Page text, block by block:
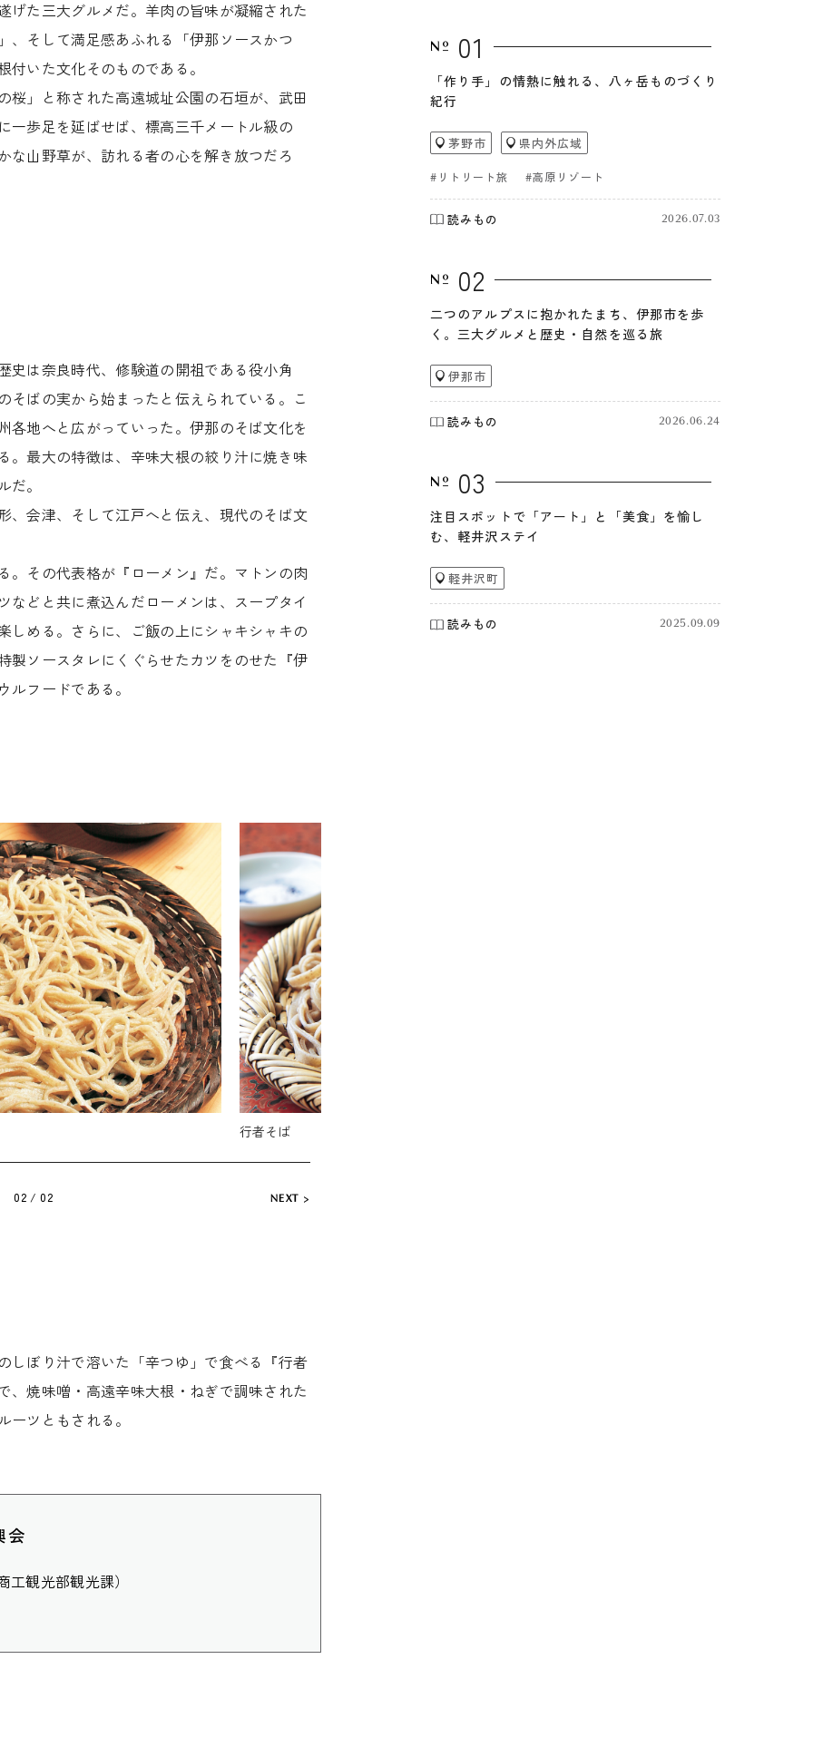
た三大グルメだ。羊肉の旨味が凝縮された
、そして満足感あふれる「伊那ソースかつ
いた文化そのものである。
」と称された高遠城址公園の石垣が、武田
一歩足を延ばせば、標高三千メートル級の
山野草が、訪れる者の心を解き放つだろ
は奈良時代、修験道の開祖である役小角
ばの実から始まったと伝えられている。こ
地へと広がっていった。伊那のそば文化を
。最大の特徴は、辛味大根の絞り汁に焼き味
。
、会津、そして江戸へと伝え、現代のそば文
。その代表格が『ローメン』だ。マトンの肉
どと共に煮込んだローメンは、スープタイ
しめる。さらに、ご飯の上にシャキシャキの
製ソースタレにくぐらせたカツをのせた『伊
フードである。
NEXT
行者そば
02 / 02
しぼり汁で溶いた「辛つゆ」で食べる『行者
焼味噌・高遠辛味大根・ねぎで調味された
ツともされる。
会
観光部観光課）
01
「作り手」の情熱に触れる、八ヶ岳ものづくり
紀行
茅野市 県内外広域
#リトリート旅 #高原リゾート
読みもの 2026.07.03
02
二つのアルプスに抱かれたまち、伊那市を歩
く。三大グルメと歴史・自然を巡る旅
伊那市
読みもの 2026.06.24
03
注目スポットで「アート」と「美食」を愉し
む、軽井沢ステイ
軽井沢町
読みもの 2025.09.09